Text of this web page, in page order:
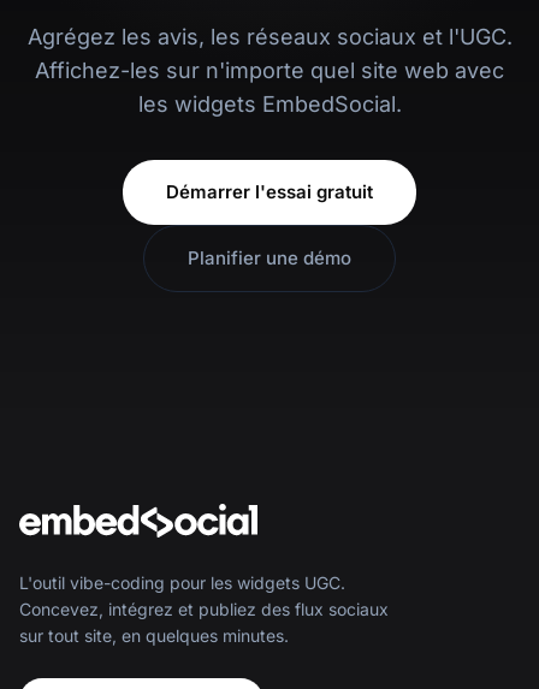
Agrégez les avis, les réseaux sociaux et l'UGC.
Affichez-les sur n'importe quel site web avec
les widgets EmbedSocial.
Démarrer l'essai gratuit
Planifier une démo
L'outil vibe-coding pour les widgets UGC.
Concevez, intégrez et publiez des flux sociaux
sur tout site, en quelques minutes.